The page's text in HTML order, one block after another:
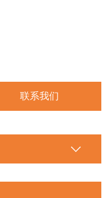
置。标准QEM800报
联系我们